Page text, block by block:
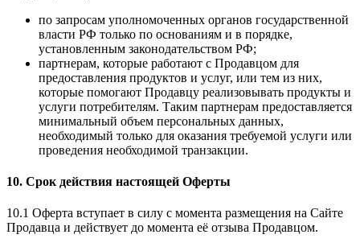
по запросам уполномоченных органов государственной
власти РФ только по основаниям и в порядке,
установленным законодательством РФ;
партнерам, которые работают с Продавцом для
предоставления продуктов и услуг, или тем из них,
которые помогают Продавцу реализовывать продукты и
услуги потребителям. Таким партнерам предоставляется
минимальный объем персональных данных,
необходимый только для оказания требуемой услуги или
проведения необходимой транзакции.
10. Срок действия настоящей Оферты
10.1 Оферта вступает в силу с момента размещения на Сайте
Продавца и действует до момента её отзыва Продавцом.